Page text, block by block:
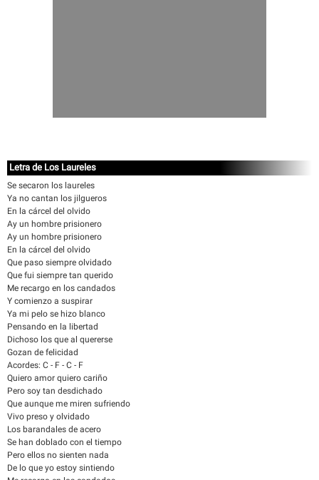
Letra de Los Laureles
Se secaron los laureles
Ya no cantan los jilgueros
En la cárcel del olvido
Ay un hombre prisionero
Ay un hombre prisionero
En la cárcel del olvido
Que paso siempre olvidado
Que fui siempre tan querido
Me recargo en los candados
Y comienzo a suspirar
Ya mi pelo se hizo blanco
Pensando en la libertad
Dichoso los que al quererse
Gozan de felicidad
Acordes: C - F - C - F
Quiero amor quiero cariño
Pero soy tan desdichado
Que aunque me miren sufriendo
Vivo preso y olvidado
Los barandales de acero
Se han doblado con el tiempo
Pero ellos no sienten nada
De lo que yo estoy sintiendo